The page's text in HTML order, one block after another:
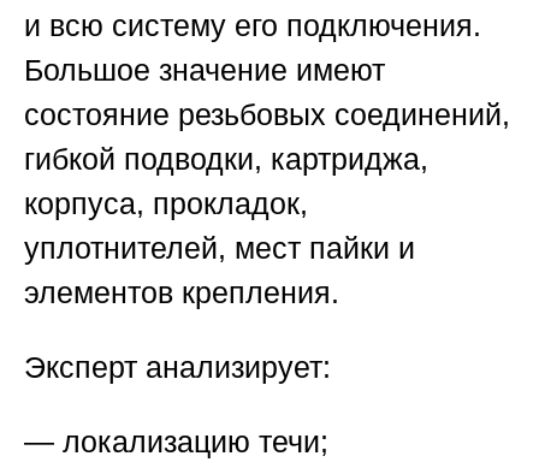
и всю систему его подключения.
Большое значение имеют
состояние резьбовых соединений,
гибкой подводки, картриджа,
корпуса, прокладок,
уплотнителей, мест пайки и
элементов крепления.
Эксперт анализирует:
— локализацию течи;